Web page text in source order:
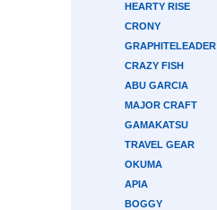
HEARTY RISE
CRONY
GRAPHITELEADER
CRAZY FISH
ABU GARCIA
MAJOR CRAFT
GAMAKATSU
TRAVEL GEAR
OKUMA
APIA
BOGGY